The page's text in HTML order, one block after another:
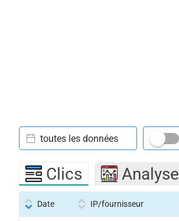
toutes les données
Clics Analyse
Date IP/fournisseur